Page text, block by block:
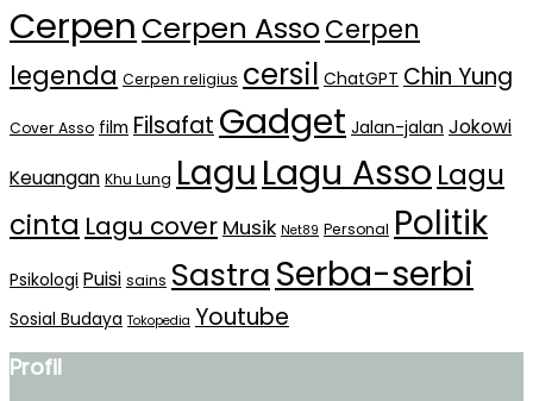
Cerpen Cerpen AssoCerpen
legenda Cerpen religius cersil ChatGPT Chin Yung
Cover Asso film Filsafat Gadget Jalan-jalan Jokowi
Keuangan Khu Lung Lagu Lagu Asso Lagu
cinta Lagu cover Musik Net89 Personal Politik
Psikologi Puisi sains SastraSerba-serbi
Sosial Budaya Tokopedia Youtube
Profil